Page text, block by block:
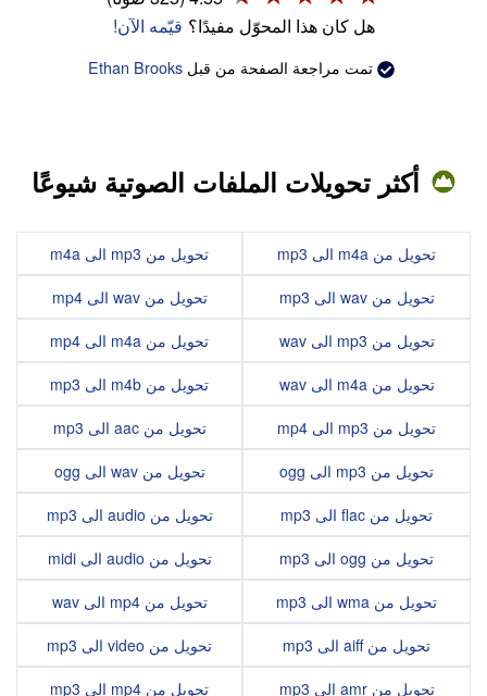
هل كان هذا المحوّل مفيدًا؟ قيّمه الآن!
تمت مراجعة الصفحة من قبل Ethan Brooks
أكثر تحويلات الملفات الصوتية شيوعًا
تحويل من m4a الى mp3
تحويل من wav الى mp3
تحويل من mp3 الى wav
تحويل من m4a الى wav
تحويل من mp3 الى mp4
تحويل من mp3 الى ogg
تحويل من flac الى mp3
تحويل من ogg الى mp3
تحويل من wma الى mp3
تحويل من aiff الى mp3
تحويل من amr الى mp3
تحويل من mp3 الى m4a
تحويل من wav الى mp4
تحويل من m4a الى mp4
تحويل من m4b الى mp3
تحويل من aac الى mp3
تحويل من wav الى ogg
تحويل من audio الى mp3
تحويل من audio الى midi
تحويل من mp4 الى wav
تحويل من video الى mp3
تحويل من mp4 الى mp3